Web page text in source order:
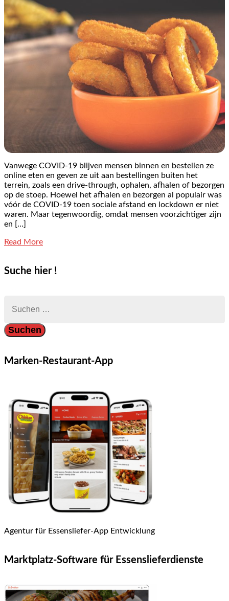
Vanwege COVID-19 blijven mensen binnen en bestellen ze
online eten en geven ze uit aan bestellingen buiten het
terrein, zoals een drive-through, ophalen, afhalen of bezorgen
op de stoep. Hoewel het afhalen en bezorgen al populair was
vóór de COVID-19 toen sociale afstand en lockdown er niet
waren. Maar tegenwoordig, omdat mensen voorzichtiger zijn
en […]
Read More
Suche hier !
nach:
Marken-Restaurant-App
Agentur für Essensliefer-App Entwicklung
Marktplatz-Software für Essenslieferdienste